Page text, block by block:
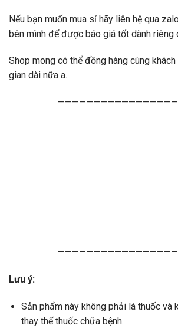
Nếu bạn muốn mua sỉ hãy liên hệ qua
bên mình để được báo giá tốt dành riêng
Shop mong có thể đồng hàng cùng
gian dài nữa a.
Lưu ý:
Sản phẩm này không phải là thuốc và
thay thế thuốc chữa bệnh.